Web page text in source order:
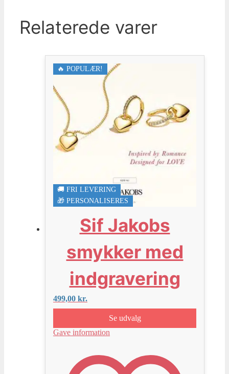
Relaterede varer
🚚 FRI LEVERING
🎁 PERSONALISERES
🔥 POPULÆR!
Sif Jakobs
smykker med
indgravering
499,00 kr.
Se udvalg
Gave information